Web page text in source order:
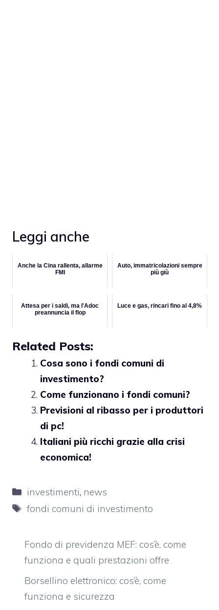
Leggi anche
Anche la Cina rallenta, allarme
FMI
Auto, immatricolazioni sempre
più giù
Attesa per i saldi, ma l'Adoc
preannuncia il flop
Luce e gas, rincari fino al 4,8%
Related Posts:
Cosa sono i fondi comuni di
investimento?
Come funzionano i fondi comuni?
Previsioni al ribasso per i produttori
di pc!
Italiani più ricchi grazie alla crisi
economica!
Categorie
investimenti, news
Tag
fondi comuni di investimento
Fondo di previdenza MEF: cos’è, come
funziona e quali prestazioni offre
Borsellino elettronico: cos’è, come
funziona e sicurezza